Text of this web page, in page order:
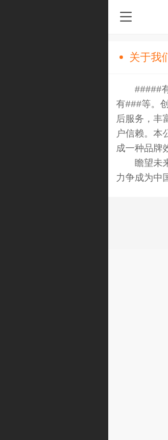
关于我
#####有
有###等。
后服务，丰
户信赖。本
成一种品牌
瞻望未来
力争成为中